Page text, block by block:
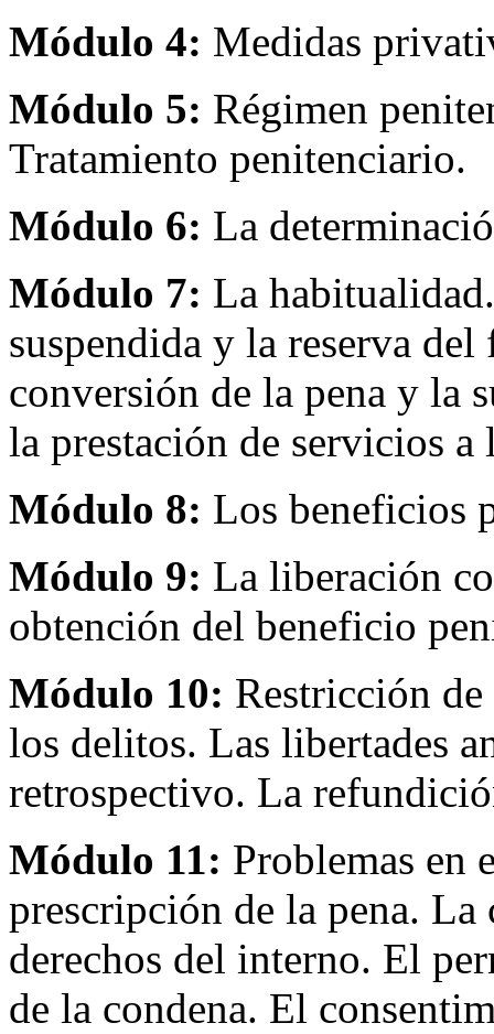
Módulo 4: Medidas
Módulo 5: Régimen
Tratamiento penitenciario.
Módulo 6: La
Módulo 7: La
suspendida y la reserva
conversión de la pena y la
la prestación de servicios a
Módulo 8: Los beneficios
Módulo 9: La liberación
obtención del beneficio
Módulo 10: Restricción
los delitos. Las libertades
retrospectivo. La
Módulo 11: Problemas en
prescripción de la pena.
derechos del interno. El
de la condena. El